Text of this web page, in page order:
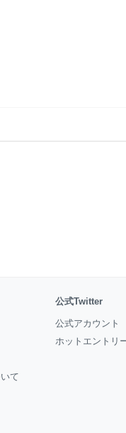
て
公式Twitter
公式アカウント
ホットエントリ